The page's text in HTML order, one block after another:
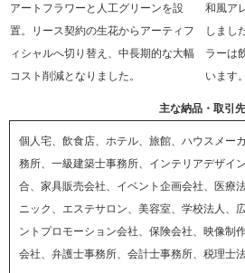
アートフラワーと人工グリーンを設
置。リース契約の生花からアーティフ
ィシャルへ切り替え、中長期的な大幅
コスト削減となりました。
和風ア
しまし
ラーは
います。
主な納品・取引先
個人宅、飲食店、ホテル、旅館、ハウスメー
務所、一級建築士事務所、インテリアデザイ
合、家具販売会社、イベント企画会社、医療
ニック、エステサロン、美容室、学校法人、
ントプロモーション会社、保険会社、映像制
会社、弁護士事務所、会計士事務所、税理士